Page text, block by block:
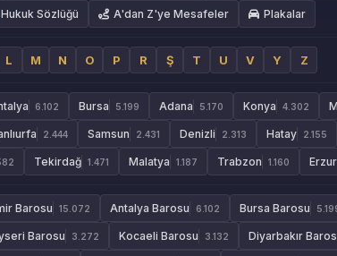
Hukuk Sözlüğü A'dan Z'ye Mesafeler Plakalar
L M N O P R Ş T U V Y Z
6.102 Bursa 5.199 Adana 5.170 Konya 4.302
2.444 Samsun 2.431 Denizli 2.313 Hatay 2.155
Tekirdağ 1.471 Malatya 1.187 Trabzon 1.160
Barosu 15.072 Antalya Barosu 6.102 Bursa Barosu
Barosu 3.272 Kocaeli Barosu 3.132 Diyarbakır